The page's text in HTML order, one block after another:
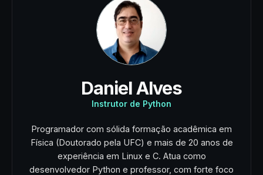
Daniel Alves
Instrutor de Python
Programador com sólida formação acadêmica em
Física (Doutorado pela UFC) e mais de 20 anos de
experiência em Linux e C. Atua como
desenvolvedor Python e professor, com forte foco